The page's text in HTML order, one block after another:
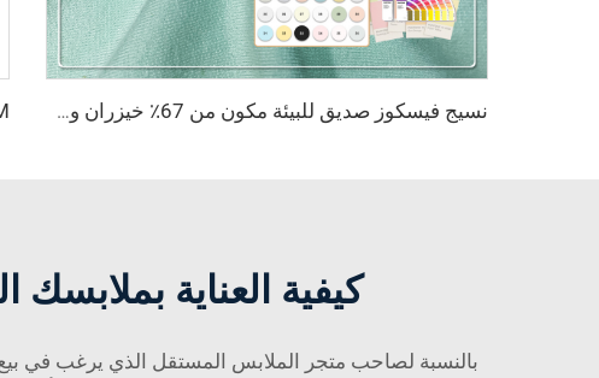
نسيج فيسكوز صديق للبيئة مكون من 67٪ خيزران و28٪ قنب و5٪ سباندكس، نسيج تنفّس مضاد للبكتيريا ويمتص الرطوبة للاستخدام في الملابس الداخلية والملابس الرياضية
كيفية العناية
بالنسبة لصاحب متجر الملابس المستقل الذي يرغب في